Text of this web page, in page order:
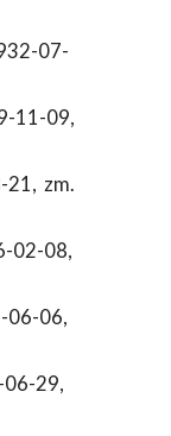
07-
11-09,
21, zm.
02-08,
06-06,
06-29,